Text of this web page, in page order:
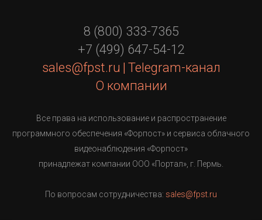
8 (800) 333-7365
+7 (499) 647-54-12
sales@fpst.ru | Telegram-канал
О компании
Все права на использование и распространение
программного обеспечения «Форпост» и сервиса облачного
видеонаблюдения «Форпост»
принадлежат компании ООО «Портал», г. Пермь.
По вопросам сотрудничества: sales@fpst.ru